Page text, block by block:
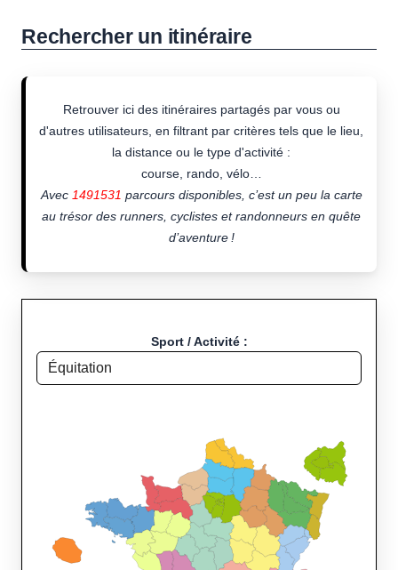
Rechercher un itinéraire
Retrouver ici des itinéraires partagés par vous ou
d'autres utilisateurs, en filtrant par critères tels que le lieu,
la distance ou le type d'activité :
course, rando, vélo…
Avec 1491531 parcours disponibles, c’est un peu la carte
au trésor des runners, cyclistes et randonneurs en quête
d’aventure !
Sport / Activité :